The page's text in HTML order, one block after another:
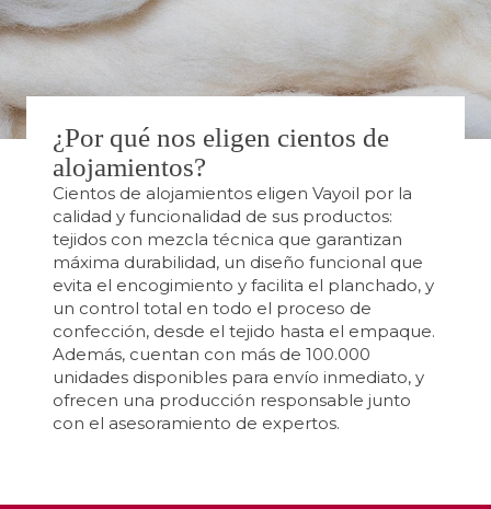
¿Por qué nos eligen cientos de
alojamientos?
Cientos de alojamientos eligen Vayoil por la
calidad y funcionalidad de sus productos:
tejidos con mezcla técnica que garantizan
máxima durabilidad, un diseño funcional que
evita el encogimiento y facilita el planchado, y
un control total en todo el proceso de
confección, desde el tejido hasta el empaque.
Además, cuentan con más de 100.000
unidades disponibles para envío inmediato, y
ofrecen una producción responsable junto
con el asesoramiento de expertos.